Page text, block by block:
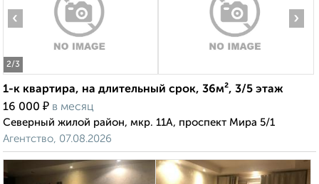
2/3
‹ ›
1-к квартира, на длительный срок, 36м², 3/5 этаж
16 000 ₽ в месяц
Северный жилой район, мкр. 11А, проспект Мира 5/1
Агентство, 07.08.2026